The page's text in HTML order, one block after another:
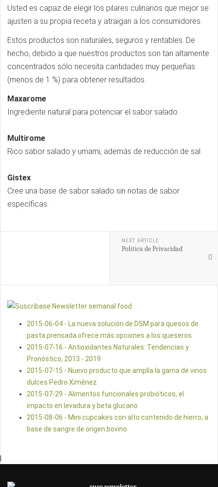
Usted es capaz de elegir los pilares culinarios que mejor se
ajusten a su propia receta y atraigan a los consumidores.
Estos productos son naturales, seguros y rentables. De
hecho, debido a que nuestros productos son tan altamente
concentrados sólo necesita cantidades muy pequeñas
(menos de 1 %) para obtener resultados.
Maxarome
Ingrediente natural para potenciar el sabor salado.
Multirome
Rico sabor salado y umami, además de reducción de sal.
Gistex
Cree una base de sabor salado sin notas de sabor
específicas.
NEXT ARTICLE
Política de Privacidad
2015-06-04 - La nueva solución de DSM para quesos de
pasta prensada ofrece más opciones a los queseros
2015-07-16 - Antioxidantes Naturales: Tendencias y
Pronóstico, 2013 - 2019
2015-07-15 - Nuevo producto que amplía la gama de vinos
dulces Pedro Ximénez
2015-07-29 - Alimentos funcionales probióticos, el
impacto en levadura y beta glucano
2015-08-06 - Mini cupcakes con alto contenido de hierro, a
base de sangre de origen bovino